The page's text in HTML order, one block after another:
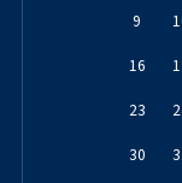
9
16
23
30